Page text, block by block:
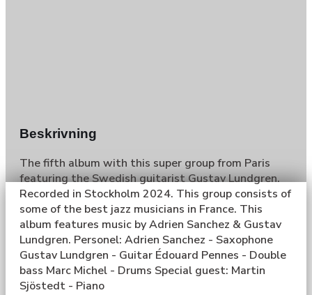
Beskrivning
The fifth album with this super group from Paris
featuring the Swedish guitarist Gustav Lundgren.
Recorded in Stockholm 2024. This group consists of
some of the best jazz musicians in France. This
album features music by Adrien Sanchez & Gustav
Lundgren. Personel: Adrien Sanchez - Saxophone
Gustav Lundgren - Guitar Édouard Pennes - Double
bass Marc Michel - Drums Special guest: Martin
Sjöstedt - Piano